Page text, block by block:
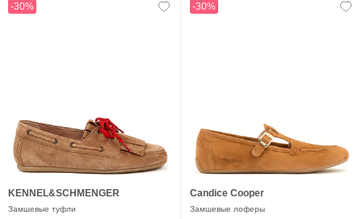
-30%
KENNEL&SCHMENGER
Замшевые туфли
-30%
Candice Cooper
Замшевые лоферы